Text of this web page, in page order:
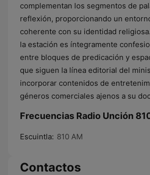
complementan los segmentos de
reflexión, proporcionando un
coherente con su identidad
la estación es íntegramente
entre bloques de predicación y
que siguen la línea editorial del
incorporar contenidos de
géneros comerciales ajenos a su
Frecuencias Radio Unción
Escuintla: 810 AM
Contactos